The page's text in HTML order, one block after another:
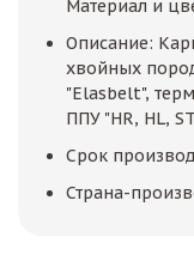
Материал и
Описание:
хвойных
"Elasbelt",
ППУ "HR, HL,
Срок
Страна-